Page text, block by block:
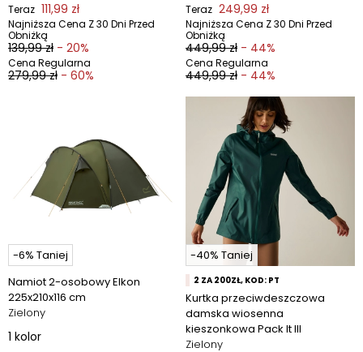
Teraz 111,99 zł
Najniższa Cena Z 30 Dni Przed
Obniżką
139,99 zł - 20%
Cena Regularna
279,99 zł - 60%
Teraz 249,99 zł
Najniższa Cena Z 30 Dni Przed
Obniżką
449,99 zł - 44%
Cena Regularna
449,99 zł - 44%
-6% Taniej
Namiot 2-osobowy Elkon
225x210x116 cm
Zielony
1 kolor
-40% Taniej
2 ZA 200ZŁ, KOD: PT
Kurtka przeciwdeszczowa
damska wiosenna
kieszonkowa Pack It III
Zielony